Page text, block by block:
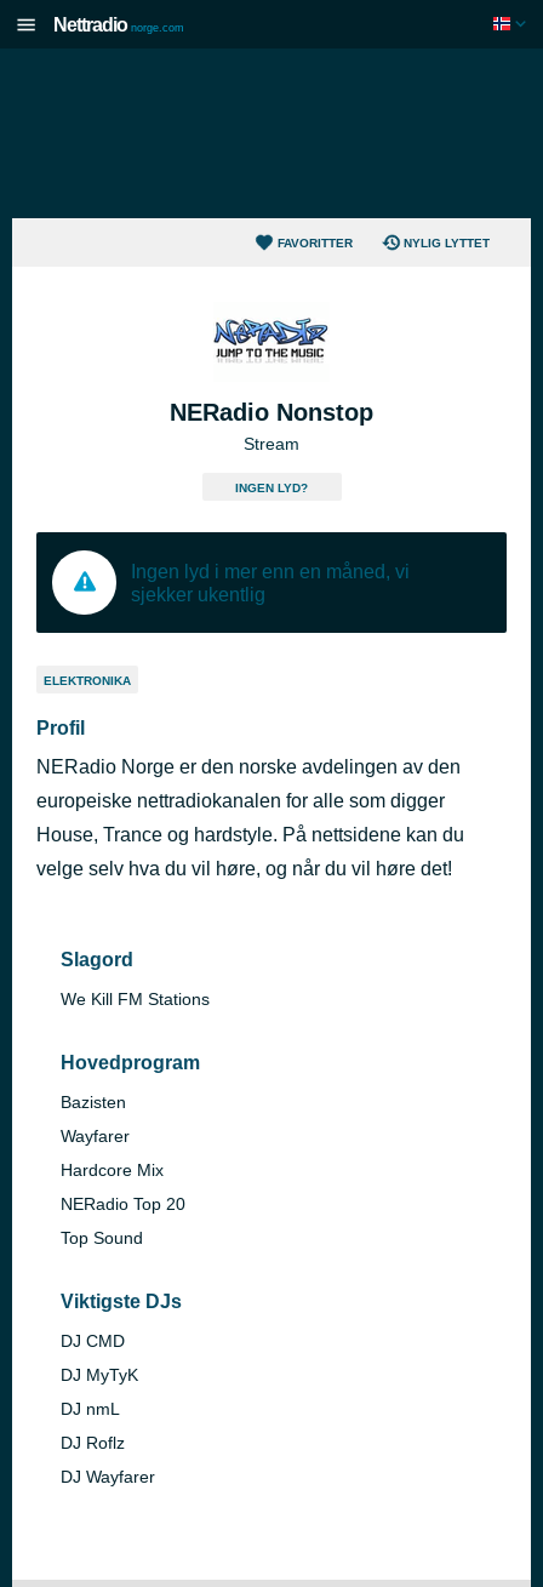
Nettradio norge.com
FAVORITTER NYLIG LYTTET
NERadio Nonstop
Stream
INGEN LYD?
Ingen lyd i mer enn en måned, vi
sjekker ukentlig
ELEKTRONIKA
Profil
NERadio Norge er den norske avdelingen av den
europeiske nettradiokanalen for alle som digger
House, Trance og hardstyle. På nettsidene kan du
velge selv hva du vil høre, og når du vil høre det!
Slagord
We Kill FM Stations
Hovedprogram
Bazisten
Wayfarer
Hardcore Mix
NERadio Top 20
Top Sound
Viktigste DJs
DJ CMD
DJ MyTyK
DJ nmL
DJ Roflz
DJ Wayfarer